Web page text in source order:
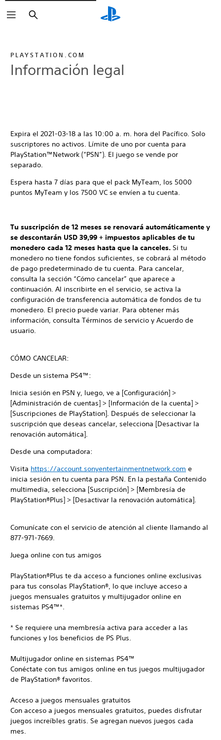
Buscar
PLAYSTATION.COM
Información legal
Expira el 2021-03-18 a las 10:00 a. m. hora del Pacífico. Solo
suscriptores no activos. Límite de uno por cuenta para
PlayStation™Network (“PSN”). El juego se vende por
separado.
Espera hasta 7 días para que el pack MyTeam, los 5000
puntos MyTeam y los 7500 VC se envíen a tu cuenta.
Tu suscripción de 12 meses se renovará automáticamente y
se descontarán USD 39,99 + impuestos aplicables de tu
monedero cada 12 meses hasta que la canceles. Si tu
monedero no tiene fondos suficientes, se cobrará al método
de pago predeterminado de tu cuenta. Para cancelar,
consulta la sección “Cómo cancelar” que aparece a
continuación. Al inscribirte en el servicio, se activa la
configuración de transferencia automática de fondos de tu
monedero. El precio puede variar. Para obtener más
información, consulta Términos de servicio y Acuerdo de
usuario.
CÓMO CANCELAR:
Desde un sistema PS4™:
Inicia sesión en PSN y, luego, ve a [Configuración] >
[Administración de cuentas] > [Información de la cuenta] >
[Suscripciones de PlayStation]. Después de seleccionar la
suscripción que deseas cancelar, selecciona [Desactivar la
renovación automática].
Desde una computadora:
Visita https://account.sonyentertainmentnetwork.com e
inicia sesión en tu cuenta para PSN. En la pestaña Contenido
multimedia, selecciona [Suscripción] > [Membresía de
PlayStation®Plus] > [Desactivar la renovación automática].
Comunícate con el servicio de atención al cliente llamando al
877-971-7669.
Juega online con tus amigos
PlayStation®Plus te da acceso a funciones online exclusivas
para tus consolas PlayStation®, lo que incluye acceso a
juegos mensuales gratuitos y multijugador online en
sistemas PS4™*.
* Se requiere una membresía activa para acceder a las
funciones y los beneficios de PS Plus.
Multijugador online en sistemas PS4™
Conéctate con tus amigos online en tus juegos multijugador
de PlayStation® favoritos.
Acceso a juegos mensuales gratuitos
Con acceso a juegos mensuales gratuitos, puedes disfrutar
juegos increíbles gratis. Se agregan nuevos juegos cada
mes.